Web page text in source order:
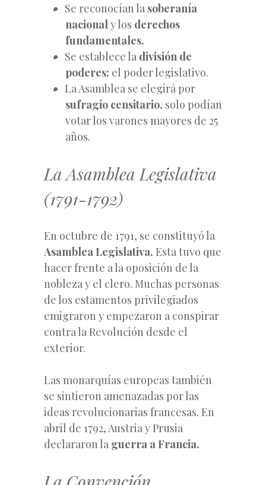
Se reconocían la soberanía
nacionaly los derechos
fundamentales.
Se establece la división de
poderes: el poder legislativo.
La Asamblea se elegirá por
sufragio censitario, solo podían
votar los varones mayores de 25
años.
La Asamblea Legislativa
(1791-1792)
En octubre de 1791, se constituyó la
Asamblea Legislativa. Esta tuvo que
hacer frente a la oposición de la
nobleza y el clero. Muchas personas
de los estamentos privilegiados
emigraron y empezaron a conspirar
contra la Revolución desde el
exterior.
Las monarquías europeas también
se sintieron amenazadas por las
ideas revolucionarias francesas. En
abril de 1792, Austria y Prusia
declararon la guerra a Francia.